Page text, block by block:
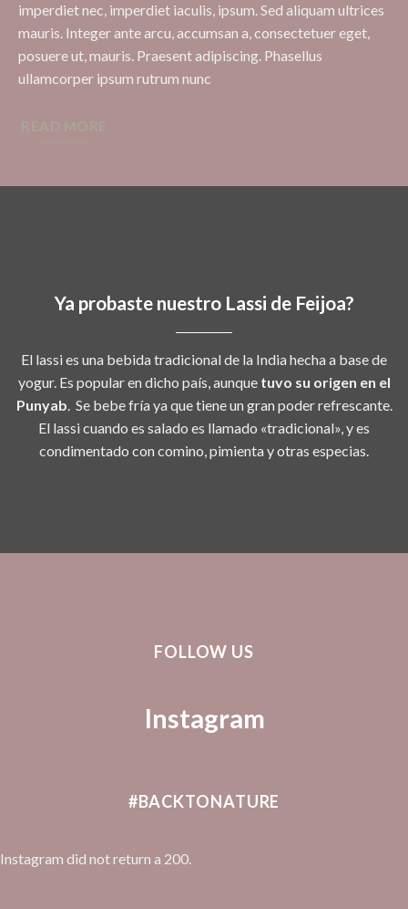
imperdiet nec, imperdiet iaculis, ipsum. Sed aliquam ultrices
mauris. Integer ante arcu, accumsan a, consectetuer eget,
posuere ut, mauris. Praesent adipiscing. Phasellus
ullamcorper ipsum rutrum nunc
Ya probaste nuestro Lassi de Feijoa?
El lassi es una bebida tradicional de la India hecha a base de
yogur. Es popular en dicho país, aunque tuvo su origen en el
Punyab . ​ Se bebe fría ya que tiene un gran poder refrescante.
El lassi cuando es salado es llamado «tradicional», y es
condimentado con comino, pimienta y otras especias.
FOLLOW US
Instagram
#BACKTONATURE
Instagram did not return a 200.